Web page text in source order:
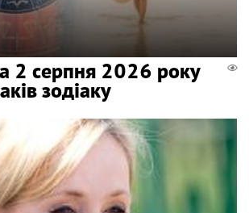
2 серпня 2026 року
зодіаку